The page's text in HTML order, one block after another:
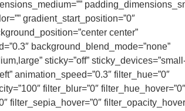
gradient_start_position=”0″
center”
background_blend_mode=”none”
sticky=”off”
animation_speed=”0.3″ filter_hue=”0″
filter_blur=”0″ filter_hue_hover=”0″
filter_sepia_hover=”0″